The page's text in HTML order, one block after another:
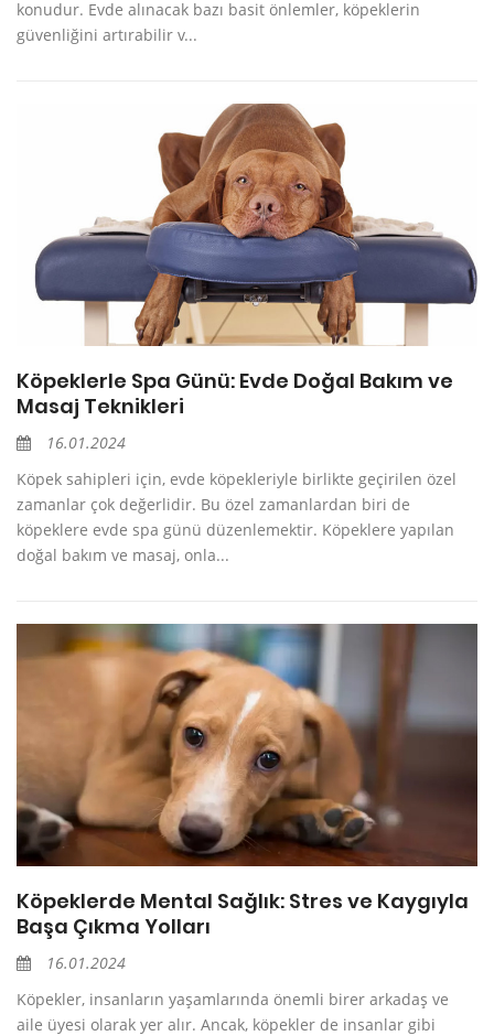
konudur. Evde alınacak bazı basit önlemler, köpeklerin
güvenliğini artırabilir v...
Köpeklerle Spa Günü: Evde Doğal Bakım ve
Masaj Teknikleri
16.01.2024
Köpek sahipleri için, evde köpekleriyle birlikte geçirilen özel
zamanlar çok değerlidir. Bu özel zamanlardan biri de
köpeklere evde spa günü düzenlemektir. Köpeklere yapılan
doğal bakım ve masaj, onla...
Köpeklerde Mental Sağlık: Stres ve Kaygıyla
Başa Çıkma Yolları
16.01.2024
Köpekler, insanların yaşamlarında önemli birer arkadaş ve
aile üyesi olarak yer alır. Ancak, köpekler de insanlar gibi